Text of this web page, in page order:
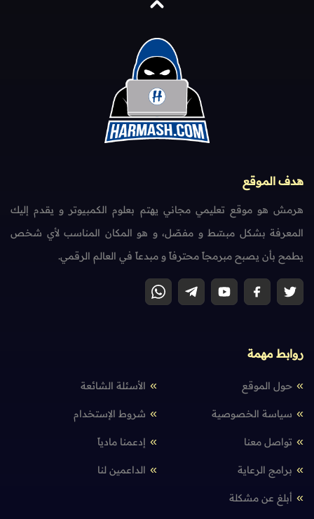
هدف الموقع
هرمش هو موقع تعليمي مجاني يهتم بعلوم الكمبيوتر و يقدم إليك
المعرفة بشكل مبسّط و مفصّل، و هو المكان المناسب لأي شخص
يطمح بأن يصبح مبرمجاً محترفاً و مبدعاً في العالم الرقمي.
روابط مهمة
حول الموقع الأسئلة الشائعة
سياسة الخصوصية شروط الإستخدام
تواصل معنا إدعمنا مادياً
برامج الرعاية الداعمين لنا
أبلغ عن مشكلة